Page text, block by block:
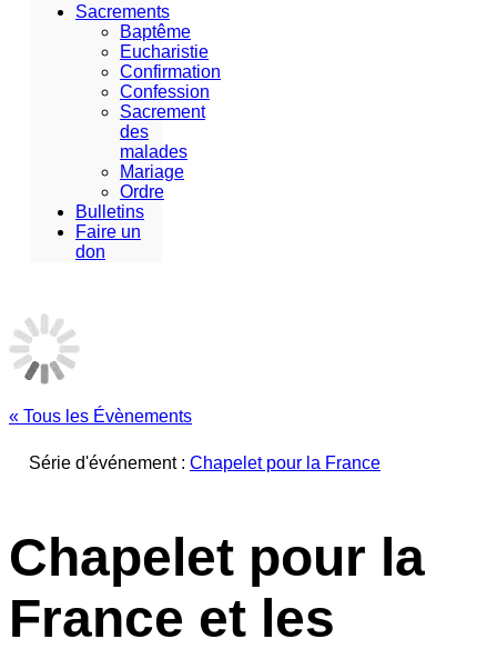
Sacrements
Baptême
Eucharistie
Confirmation
Confession
Sacrement
des
malades
Mariage
Ordre
Bulletins
Faire un
don
« Tous les Évènements
Série d'événement : Chapelet pour la France
Chapelet pour la
France et les